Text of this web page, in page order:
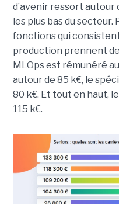
d’avenir ressort autour
les plus bas du secteur.
fonctions qui
production prennent
MLOps est rémunéré
autour de 85 k€, le
80 k€. Et tout en haut,
115 k€.